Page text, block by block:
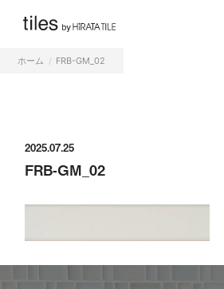
ホーム FRB-GM_02
2025.07.25
FRB-GM_02